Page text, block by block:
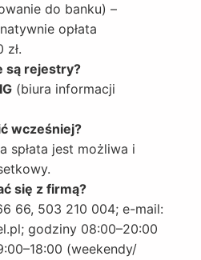
do banku) –
opłata
zł.
są rejestry?
(biura informacji
wcześniej?
spłata jest możliwa i
się z firmą?
66, 503 210 004; e-mail:
godziny 08:00–20:00
(weekendy/